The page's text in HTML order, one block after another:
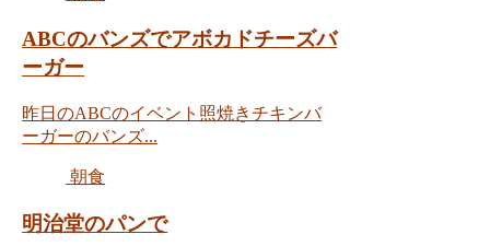
ABCのバンズでアボカドチーズバ
ーガー
昨日のABCのイベント照焼きチキンバ
ーガーのバンズ...
朝食
明治堂のパンで